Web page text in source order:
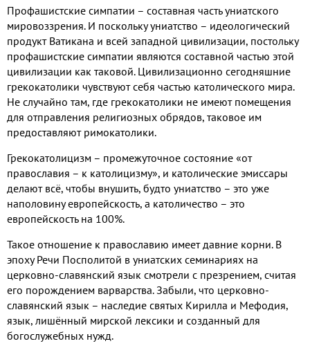
Профашистские симпатии – составная часть униатского
мировоззрения. И поскольку униатство – идеологический
продукт Ватикана и всей западной цивилизации, постольку
профашистские симпатии являются составной частью этой
цивилизации как таковой. Цивилизационно сегодняшние
грекокатолики чувствуют себя частью католического мира.
Не случайно там, где грекокатолики не имеют помещения
для отправления религиозных обрядов, таковое им
предоставляют римокатолики.
Грекокатолицизм – промежуточное состояние «от
православия – к католицизму», и католические эмиссары
делают всё, чтобы внушить, будто униатство – это уже
наполовину европейскость, а католичество – это
европейскость на 100%.
Такое отношение к православию имеет давние корни. В
эпоху Речи Посполитой в униатских семинариях на
церковно-славянский язык смотрели с презрением, считая
его порождением варварства.Забыли, что церковно-
славянский язык – наследие святых Кирилла и Мефодия,
язык, лишённый мирской лексики и созданный для
богослужебных нужд.